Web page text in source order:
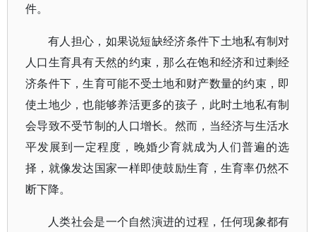
件。
有人担心，如果说短缺经济条件下土地私有制对
人口生育具有天然的约束，那么在饱和经济和过剩经
济条件下，生育可能不受土地和财产数量的约束，即
使土地少，也能够养活更多的孩子，此时土地私有制
会导致不受节制的人口增长。然而，当经济与生活水
平发展到一定程度，晚婚少育就成为人们普遍的选
择，就像发达国家一样即使鼓励生育，生育率仍然不
断下降。
人类社会是一个自然演进的过程，任何现象都有